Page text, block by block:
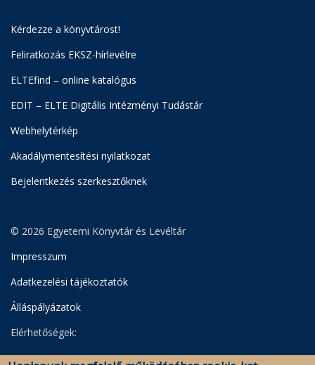
Kérdezze a könyvtárost!
Feliratkozás EKSZ-hírlevélre
ELTEfind – online katalógus
EDIT – ELTE Digitális Intézményi Tudástár
Webhelytérkép
Akadálymentesítési nyilatkozat
Bejelentkezés szerkesztőknek
© 2026 Egyetemi Könyvtár és Levéltár
Impresszum
Adatkezelési tájékoztatók
Álláspályázatok
Elérhetőségek:
Egyetemi Könyvtár